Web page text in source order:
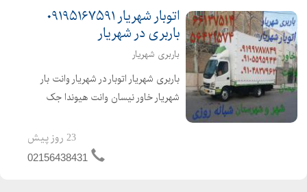
اتوبار شهریار ۰۹۱۹۵۱۶۷۵۹۱
باربری در شهریار
باربری شهریار
باربری شهریار اتوبار در شهریار وانت بار
شهریار خاور نیسان وانت هیوندا جک
دیگر نگران اسباب کشی منزلشان نباشید
از صفر تا صد بسته بندی،جابجائی و حمل
23 روز پیش
02156438431